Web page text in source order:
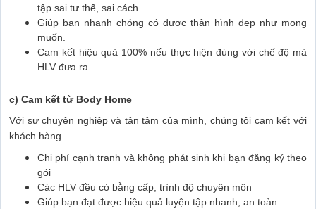
tập sai tư thế, sai cách.
Giúp bạn nhanh chóng có được thân hình đẹp như mong
muốn.
Cam kết hiệu quả 100% nếu thực hiện đúng với chế độ mà
HLV đưa ra.
c) Cam kết từ Body Home
Với sự chuyên nghiệp và tận tâm của mình, chúng tôi cam kết với
khách hàng
Chi phí cạnh tranh và không phát sinh khi bạn đăng ký theo
gói
Các HLV đều có bằng cấp, trình độ chuyên môn
Giúp bạn đạt được hiệu quả luyện tập nhanh, an toàn